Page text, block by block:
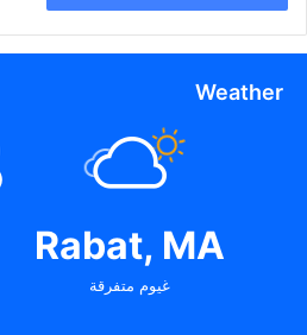
Weather
Rabat, MA
غيوم متفرقة